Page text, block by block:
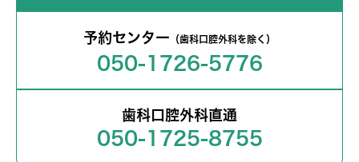
予約センター （歯科口腔外科を除く）
050-1726-5776
歯科口腔外科直通
050-1725-8755